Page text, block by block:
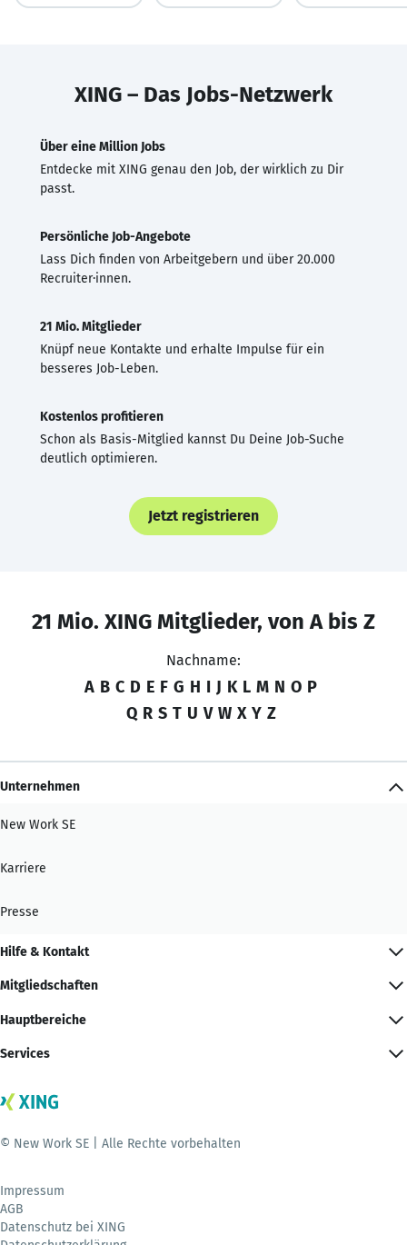
XING – Das Jobs-Netzwerk
Über eine Million Jobs
Entdecke mit XING genau den Job, der wirklich zu Dir
passt.
Persönliche Job-Angebote
Lass Dich finden von Arbeitgebern und über 20.000
Recruiter·innen.
21 Mio. Mitglieder
Knüpf neue Kontakte und erhalte Impulse für ein
besseres Job-Leben.
Kostenlos profitieren
Schon als Basis-Mitglied kannst Du Deine Job-Suche
deutlich optimieren.
Jetzt registrieren
21 Mio. XING Mitglieder, von A bis Z
Nachname:
A B C D E F G H I J K L M N O P
Q R S T U V W X Y Z
Unternehmen
New Work SE
Karriere
Presse
Hilfe & Kontakt
Mitgliedschaften
Hauptbereiche
Services
© New Work SE | Alle Rechte vorbehalten
Impressum
AGB
Datenschutz bei XING